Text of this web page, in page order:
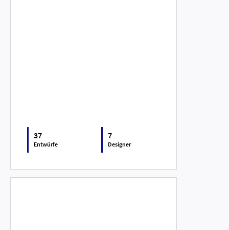
37
Entwürfe
7
Designer